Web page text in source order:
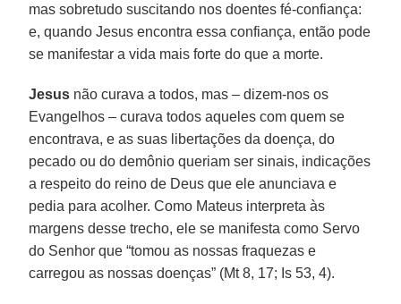
mas sobretudo suscitando nos doentes fé-confiança:
e, quando Jesus encontra essa confiança, então pode
se manifestar a vida mais forte do que a morte.
Jesus não curava a todos, mas – dizem-nos os
Evangelhos – curava todos aqueles com quem se
encontrava, e as suas libertações da doença, do
pecado ou do demônio queriam ser sinais, indicações
a respeito do reino de Deus que ele anunciava e
pedia para acolher. Como Mateus interpreta às
margens desse trecho, ele se manifesta como Servo
do Senhor que “tomou as nossas fraquezas e
carregou as nossas doenças” (Mt 8, 17; Is 53, 4).